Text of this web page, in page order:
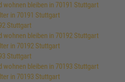
wohnen bleiben in 70191 Stuttgart
in 70191 Stuttgart
Stuttgart
wohnen bleiben in 70192 Stuttgart
in 70192 Stuttgart
Stuttgart
wohnen bleiben in 70193 Stuttgart
in 70193 Stuttgart